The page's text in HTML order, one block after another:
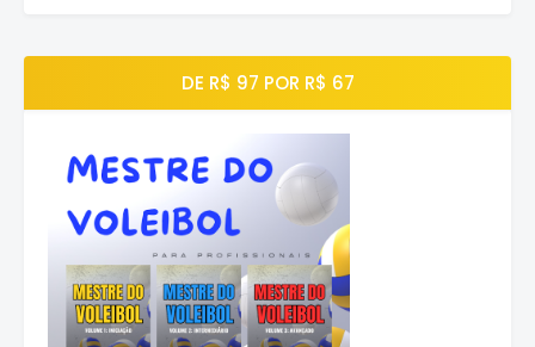
DE R$ 97 POR R$ 67